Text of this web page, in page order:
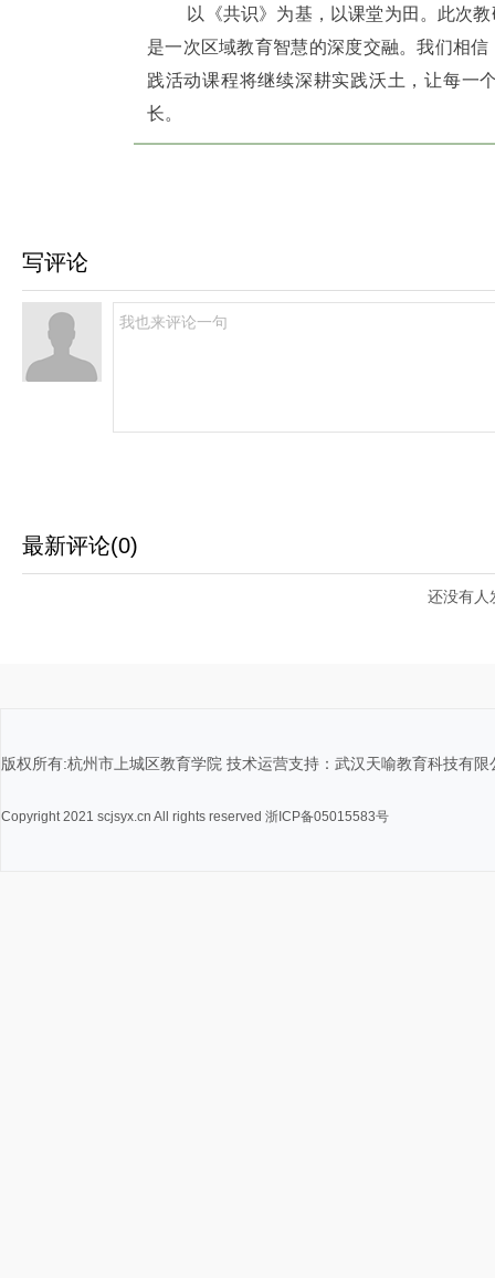
以《共识》为基，以课堂为田。此次
是一次区域教育智慧的深度交融。我们相
践活动课程将继续深耕实践沃土，让每一
长。
写评论
最新评论(0)
还没有人
版权所有:杭州市上城区教育学院 技术运营支持：武汉天喻教育科技有限
Copyright 2021 scjsyx.cn All rights reserved 浙ICP备05015583号